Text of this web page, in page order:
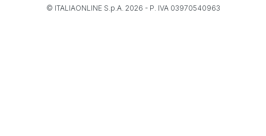
© ITALIAONLINE S.p.A. 2026 - P. IVA 03970540963